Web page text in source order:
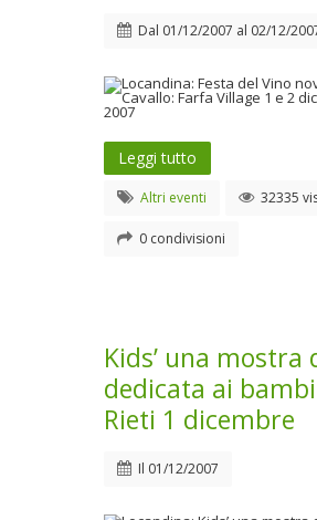
Dal 01/12/2007 al 02/12/
Leggi tutto
Altri eventi 32335
0 condivisioni
Kids’ una mostra
dedicata ai
Rieti 1 dicembre
Il 01/12/2007